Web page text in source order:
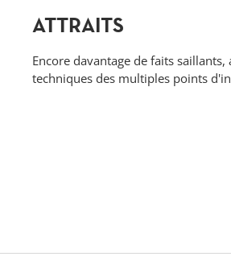
ATTRAITS
Encore davantage de faits
techniques des multiples points